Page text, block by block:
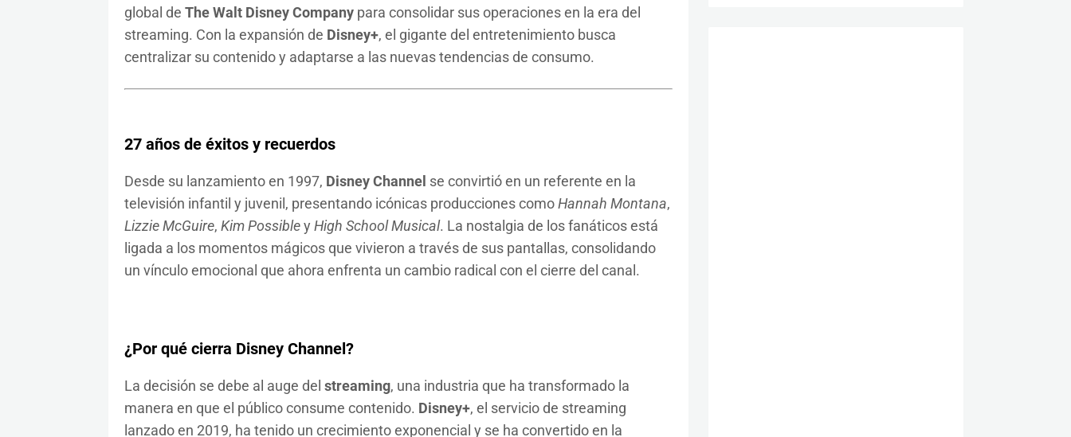
global de The Walt Disney Companypara consolidar sus operaciones en la era del
streaming. Con la expansión de Disney+, el gigante del entretenimiento busca
centralizar su contenido y adaptarse a las nuevas tendencias de consumo.
27 años de éxitos y recuerdos
Desde su lanzamiento en 1997, Disney Channel se convirtió en un referente en la
televisión infantil y juvenil, presentando icónicas producciones comoHannah Montana,
Lizzie McGuire, Kim Possibley High School Musical. La nostalgia de los fanáticos está
ligada a los momentos mágicos que vivieron a través de sus pantallas, consolidando
un vínculo emocional que ahora enfrenta un cambio radical con el cierre del canal.
¿Por qué cierra Disney Channel?
La decisión se debe al auge del streaming, una industria que ha transformado la
manera en que el público consume contenido. Disney+, el servicio de streaming
lanzado en 2019, ha tenido un crecimiento exponencial y se ha convertido en la